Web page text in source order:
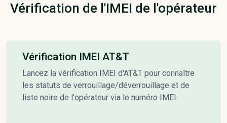
Vérification de l'IMEI de l'opérateur
Vérification IMEI AT&T
Lancez la vérification IMEI d'AT&T pour connaître
les statuts de verrouillage/déverrouillage et de
liste noire de l'opérateur via le numéro IMEI.